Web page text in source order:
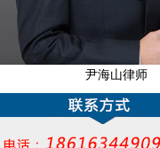
尹海山律师